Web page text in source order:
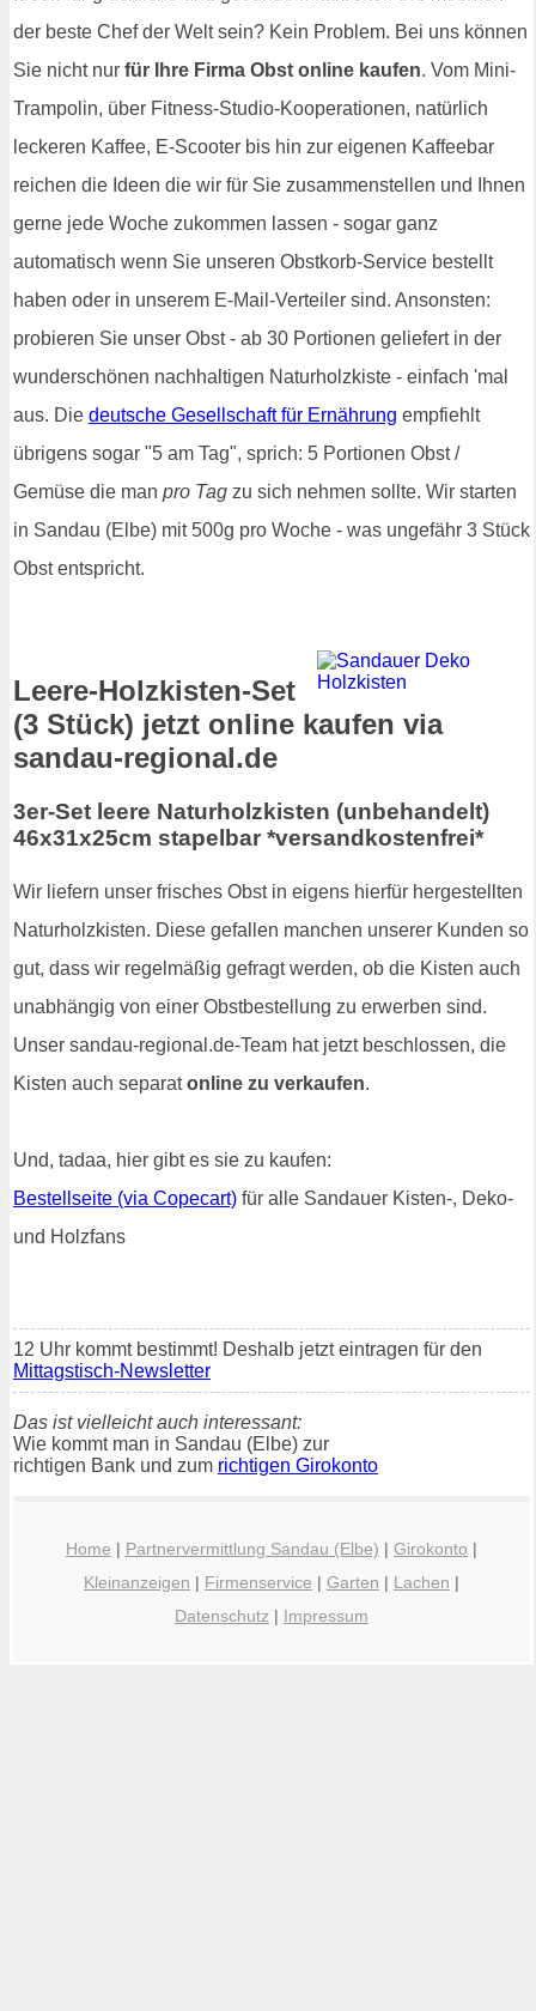
der beste Chef der Welt sein? Kein Problem. Bei uns können
Sie nicht nur für Ihre Firma Obst online kaufen. Vom Mini-
Trampolin, über Fitness-Studio-Kooperationen, natürlich
leckeren Kaffee, E-Scooter bis hin zur eigenen Kaffeebar
reichen die Ideen die wir für Sie zusammenstellen und Ihnen
gerne jede Woche zukommen lassen - sogar ganz
automatisch wenn Sie unseren Obstkorb-Service bestellt
haben oder in unserem E-Mail-Verteiler sind. Ansonsten:
probieren Sie unser Obst - ab 30 Portionen geliefert in der
wunderschönen nachhaltigen Naturholzkiste - einfach 'mal
aus. Die deutsche Gesellschaft für Ernährung empfiehlt
übrigens sogar "5 am Tag", sprich: 5 Portionen Obst /
Gemüse die man pro Tag zu sich nehmen sollte. Wir starten
in Sandau (Elbe) mit 500g pro Woche - was ungefähr 3 Stück
Obst entspricht.
Leere-Holzkisten-Set
(3 Stück) jetzt online kaufen via
sandau-regional.de
3er-Set leere Naturholzkisten (unbehandelt)
46x31x25cm stapelbar *versandkostenfrei*
Wir liefern unser frisches Obst in eigens hierfür hergestellten
Naturholzkisten. Diese gefallen manchen unserer Kunden so
gut, dass wir regelmäßig gefragt werden, ob die Kisten auch
unabhängig von einer Obstbestellung zu erwerben sind.
Unser sandau-regional.de-Team hat jetzt beschlossen, die
Kisten auch separatonline zu verkaufen.
Und, tadaa, hier gibt es sie zu kaufen:
Bestellseite (via Copecart) für alle Sandauer Kisten-, Deko-
und Holzfans
12 Uhr kommt bestimmt! Deshalb jetzt eintragen für den
Mittagstisch-Newsletter
Das ist vielleicht auch interessant:
Wie kommt man in Sandau (Elbe) zur
richtigen Bank und zum richtigen Girokonto
Home | Partnervermittlung Sandau (Elbe) | Girokonto |
Kleinanzeigen | Firmenservice | Garten | Lachen |
Datenschutz | Impressum